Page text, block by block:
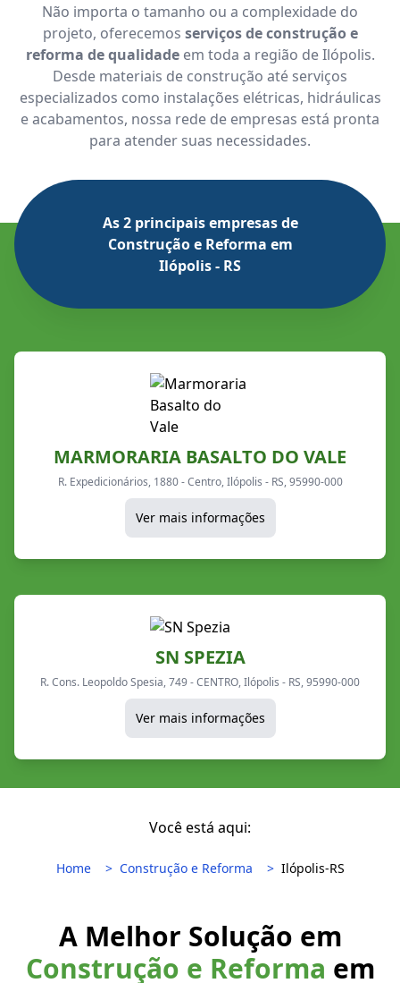
Não importa o tamanho ou a complexidade do
projeto, oferecemos serviços de construção e
reforma de qualidadeem toda a região de Ilópolis.
Desde materiais de construção até serviços
especializados como instalações elétricas, hidráulicas
e acabamentos, nossa rede de empresas está pronta
para atender suas necessidades.
As 2 principais empresas de
Construção e Reforma em
Ilópolis - RS
MARMORARIA BASALTO DO VALE
R. Expedicionários, 1880 - Centro, Ilópolis - RS, 95990-000
Ver mais informações
SN SPEZIA
R. Cons. Leopoldo Spesia, 749 - CENTRO, Ilópolis - RS, 95990-000
Ver mais informações
Você está aqui:
Home Construção e Reforma Ilópolis-RS
A Melhor Solução em
Construção e Reforma em